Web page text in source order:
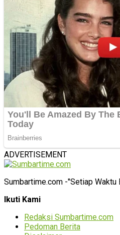
ADVERTISEMENT
Sumbartime.com -"Setiap
Ikuti Kami
Redaksi Sumbartime.com
Pedoman Berita